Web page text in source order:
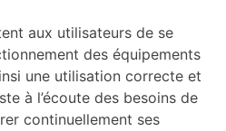
aux utilisateurs de se
des équipements
une utilisation correcte et
à l’écoute des besoins de
continuellement ses